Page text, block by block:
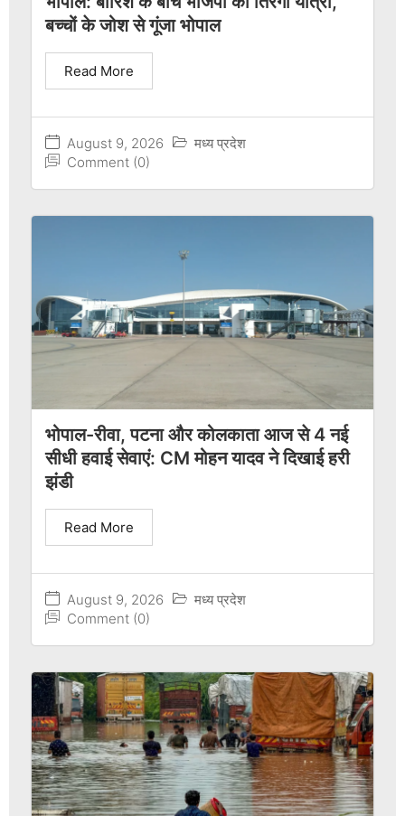
बच्चों के जोश से गूंजा भोपाल
August 9, 2026
मध्य प्रदेश
Comment (0)
Read More
भोपाल-रीवा, पटना और कोलकाता आज से 4 नई
सीधी हवाई सेवाएं: CM मोहन यादव ने दिखाई हरी
झंडी
August 9, 2026
मध्य प्रदेश
Comment (0)
Read More